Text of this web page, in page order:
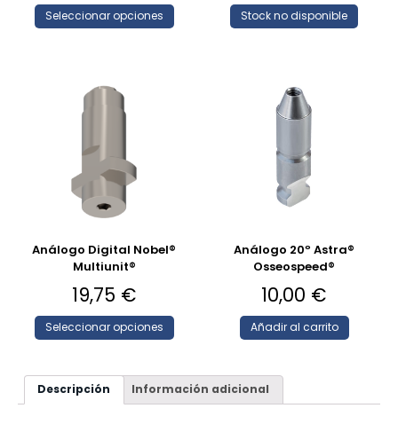
Seleccionar opciones Stock no disponible
Análogo Digital Nobel®
Multiunit®
19,75 €
Seleccionar opciones
Análogo 20º Astra®
Osseospeed®
10,00 €
Añadir al carrito
Descripción Información adicional